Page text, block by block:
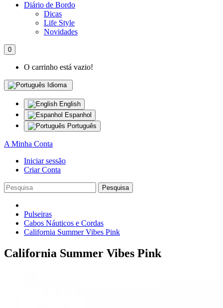
Diário de Bordo
Dicas
Life Style
Novidades
0
O carrinho está vazio!
Idioma
English
Espanhol
Português
A Minha Conta
Iniciar sessão
Criar Conta
Pesquisa
Pulseiras
Cabos Náuticos e Cordas
California Summer Vibes Pink
California Summer Vibes Pink